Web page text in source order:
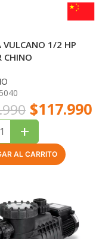
VULCANO 1/2 HP
CHINO
$117.990
+
AL CARRITO